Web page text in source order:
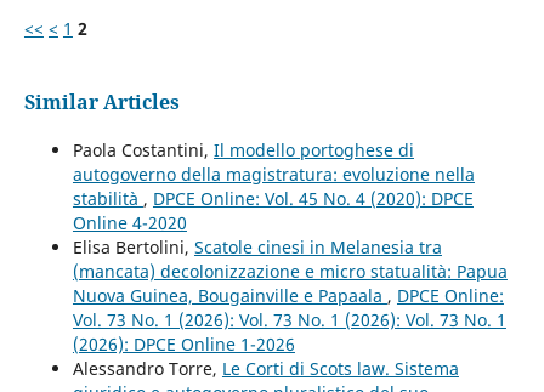
<< < 1 2
Similar Articles
Paola Costantini, Il modello portoghese di
autogoverno della magistratura: evoluzione nella
stabilità , DPCE Online: Vol. 45 No. 4 (2020): DPCE
Online 4-2020
Elisa Bertolini, Scatole cinesi in Melanesia tra
(mancata) decolonizzazione e micro statualità: Papua
Nuova Guinea, Bougainville e Papaala , DPCE Online:
Vol. 73 No. 1 (2026): Vol. 73 No. 1 (2026): Vol. 73 No. 1
(2026): DPCE Online 1-2026
Alessandro Torre, Le Corti di Scots law. Sistema